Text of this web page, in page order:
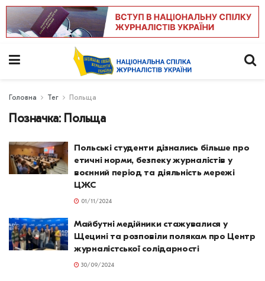
Головна Тег Польща
Позначка: Польща
Польські студенти дізнались більше про
етичні норми, безпеку журналістів у
воєнний період та діяльність мережі
ЦЖС
01/11/2024
Майбутні медійники стажувалися у
Щецині та розповіли полякам про Центр
журналістської солідарності
30/09/2024